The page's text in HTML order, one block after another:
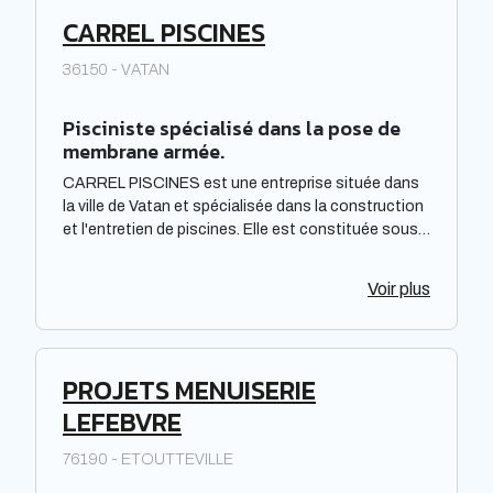
CARREL PISCINES
36150 - VATAN
Pisciniste spécialisé dans la pose de
membrane armée.
CARREL PISCINES est une entreprise située dans
la ville de Vatan et spécialisée dans la construction
et l'entretien de piscines. Elle est constituée sous
elle offre des prestations de qualité pour répondre
disposition de ses clients un savoir-faire et une
Voir plus
PROJETS MENUISERIE
LEFEBVRE
76190 - ETOUTTEVILLE